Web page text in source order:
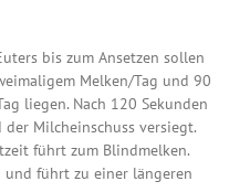
bis zum Ansetzen sollen
Melken/Tag und 90
liegen. Nach 120 Sekunden
Milcheinschuss versiegt.
führt zum Blindmelken.
führt zu einer längeren